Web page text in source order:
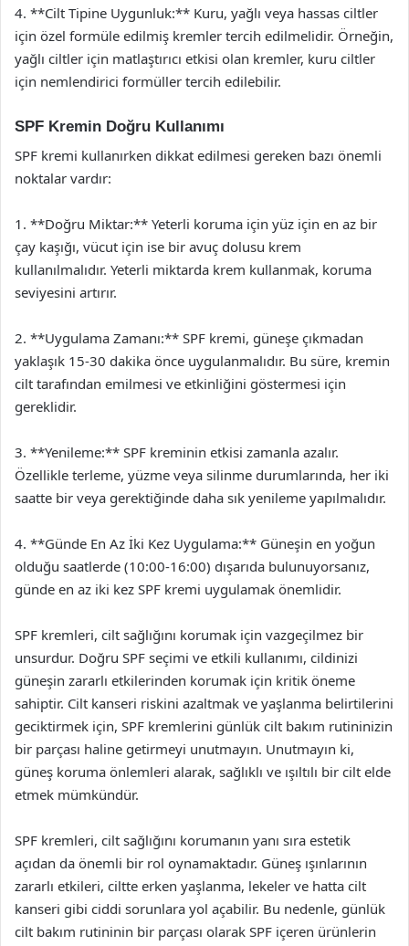
4. **Cilt Tipine Uygunluk:** Kuru, yağlı veya hassas ciltler
için özel formüle edilmiş kremler tercih edilmelidir. Örneğin,
yağlı ciltler için matlaştırıcı etkisi olan kremler, kuru ciltler
için nemlendirici formüller tercih edilebilir.
SPF Kremin Doğru Kullanımı
SPF kremi kullanırken dikkat edilmesi gereken bazı önemli
noktalar vardır:
1. **Doğru Miktar:** Yeterli koruma için yüz için en az bir
çay kaşığı, vücut için ise bir avuç dolusu krem
kullanılmalıdır. Yeterli miktarda krem kullanmak, koruma
seviyesini artırır.
2. **Uygulama Zamanı:** SPF kremi, güneşe çıkmadan
yaklaşık 15-30 dakika önce uygulanmalıdır. Bu süre, kremin
cilt tarafından emilmesi ve etkinliğini göstermesi için
gereklidir.
3. **Yenileme:** SPF kreminin etkisi zamanla azalır.
Özellikle terleme, yüzme veya silinme durumlarında, her iki
saatte bir veya gerektiğinde daha sık yenileme yapılmalıdır.
4. **Günde En Az İki Kez Uygulama:** Güneşin en yoğun
olduğu saatlerde (10:00-16:00) dışarıda bulunuyorsanız,
günde en az iki kez SPF kremi uygulamak önemlidir.
SPF kremleri, cilt sağlığını korumak için vazgeçilmez bir
unsurdur. Doğru SPF seçimi ve etkili kullanımı, cildinizi
güneşin zararlı etkilerinden korumak için kritik öneme
sahiptir. Cilt kanseri riskini azaltmak ve yaşlanma belirtilerini
geciktirmek için, SPF kremlerini günlük cilt bakım rutininizin
bir parçası haline getirmeyi unutmayın. Unutmayın ki,
güneş koruma önlemleri alarak, sağlıklı ve ışıltılı bir cilt elde
etmek mümkündür.
SPF kremleri, cilt sağlığını korumanın yanı sıra estetik
açıdan da önemli bir rol oynamaktadır. Güneş ışınlarının
zararlı etkileri, ciltte erken yaşlanma, lekeler ve hatta cilt
kanseri gibi ciddi sorunlara yol açabilir. Bu nedenle, günlük
cilt bakım rutininin bir parçası olarak SPF içeren ürünlerin